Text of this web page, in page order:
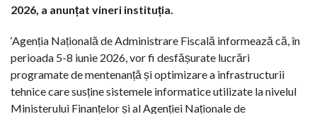
2026, a anunțat vineri instituția.
‘Agenția Națională de Administrare Fiscală informează că, în
perioada 5-8 iunie 2026, vor fi desfășurate lucrări
programate de mentenanță și optimizare a infrastructurii
tehnice care susține sistemele informatice utilizate la nivelul
Ministerului Finanțelor și al Agenției Naționale de